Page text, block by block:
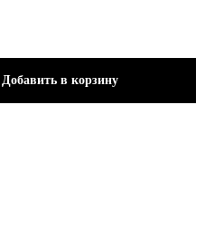
Добавить в корзину